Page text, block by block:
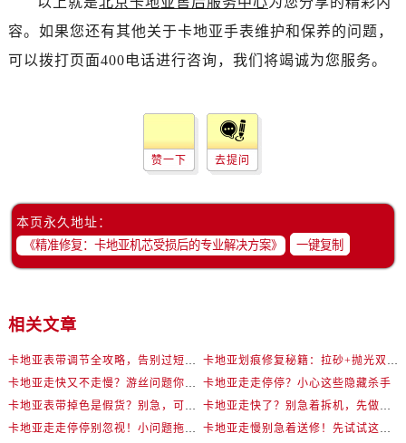
容。如果您还有其他关于卡地亚手表维护和保养的问题，
可以拨打页面400电话进行咨询，我们将竭诚为您服务。
赞一下 去提问
本页永久地址：
一键复制
相关文章
卡地亚表带调节全攻略，告别过短烦恼
卡地亚划痕修复秘籍：拉砂+抛光双工艺还原如新
卡地亚走快又不走慢？游丝问题你了解多少？
卡地亚走走停停？小心这些隐藏杀手
卡地亚表带掉色是假货？别急，可能是这些日常习惯惹的祸
卡地亚走快了？别急着拆机，先做这一步
卡地亚走走停停别忽视！小问题拖成大修很烧钱
卡地亚走慢别急着送修！先试试这些方法